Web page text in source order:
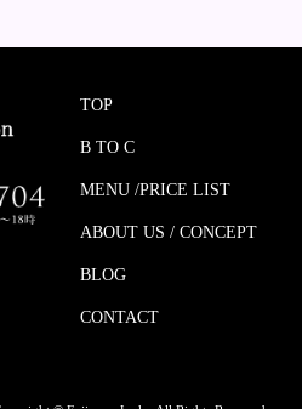
TOP
B TO C
MENU /PRICE LIST
ABOUT US / CONCEPT
BLOG
CONTACT